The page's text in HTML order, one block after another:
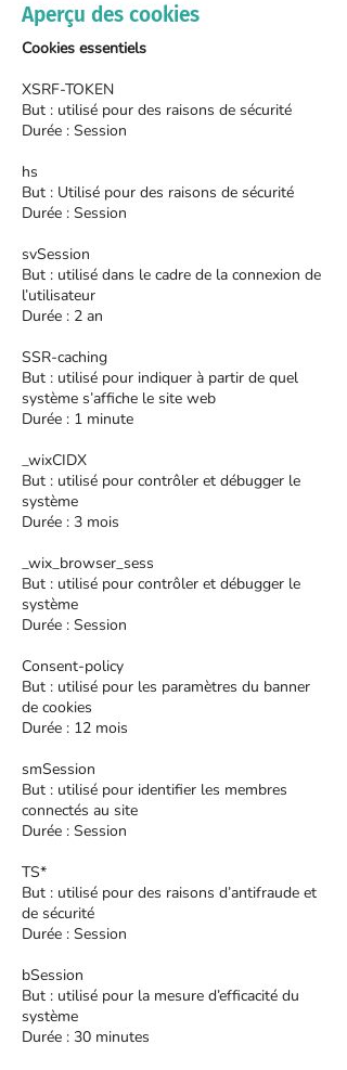
Aperçu des cookies
Cookies essentiels
XSRF-TOKEN
But : utilisé pour des raisons de sécurité
Durée : Session
hs
But : Utilisé pour des raisons de sécurité
Durée : Session
svSession
But : utilisé dans le cadre de la connexion de
l’utilisateur
Durée : 2 an
SSR-caching
But : utilisé pour indiquer à partir de quel
système s’affiche le site web
Durée : 1 minute
_wixCIDX
But : utilisé pour contrôler et débugger le
système
Durée : 3 mois
_wix_browser_sess
But : utilisé pour contrôler et débugger le
système
Durée : Session
Consent-policy
But : utilisé pour les paramètres du banner
de cookies
Durée : 12 mois
smSession
But : utilisé pour identifier les membres
connectés au site
Durée : Session
TS*
But : utilisé pour des raisons d’antifraude et
de sécurité
Durée : Session
bSession
But : utilisé pour la mesure d’efficacité du
système
Durée : 30 minutes